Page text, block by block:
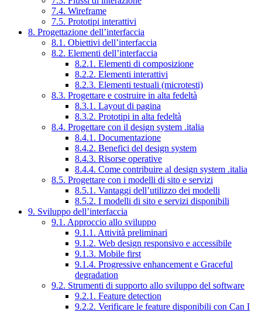
7.4. Wireframe
7.5. Prototipi interattivi
8. Progettazione dell’interfaccia
8.1. Obiettivi dell’interfaccia
8.2. Elementi dell’interfaccia
8.2.1. Elementi di composizione
8.2.2. Elementi interattivi
8.2.3. Elementi testuali (microtesti)
8.3. Progettare e costruire in alta fedeltà
8.3.1. Layout di pagina
8.3.2. Prototipi in alta fedeltà
8.4. Progettare con il design system .italia
8.4.1. Documentazione
8.4.2. Benefici del design system
8.4.3. Risorse operative
8.4.4. Come contribuire al design system .italia
8.5. Progettare con i modelli di sito e servizi
8.5.1. Vantaggi dell’utilizzo dei modelli
8.5.2. I modelli di sito e servizi disponibili
9. Sviluppo dell’interfaccia
9.1. Approccio allo sviluppo
9.1.1. Attività preliminari
9.1.2. Web design responsivo e accessibile
9.1.3. Mobile first
9.1.4. Progressive enhancement e Graceful
degradation
9.2. Strumenti di supporto allo sviluppo del software
9.2.1. Feature detection
9.2.2. Verificare le feature disponibili con Can I